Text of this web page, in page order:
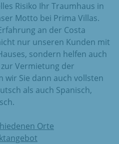
Risiko Ihr Traumhaus in
Motto bei Prima Villas.
an der Costa
nur unseren Kunden mit
sondern helfen auch
Vermietung der
wir Sie dann auch vollsten
als auch Spanisch,
Orte